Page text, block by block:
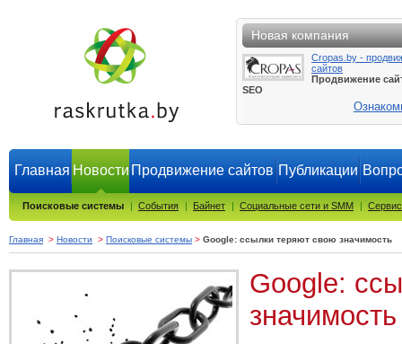
Новая компания
Cropas.by -
сайтов
Продвижение
SEO
Главная Новости Продвижение сайтов Публикации
Поисковые системы | События | Байнет | Социальные сети и SMM |
Главная > Новости > Поисковые системы > Google: ссылки теряют свою значимость
Google:
значимость